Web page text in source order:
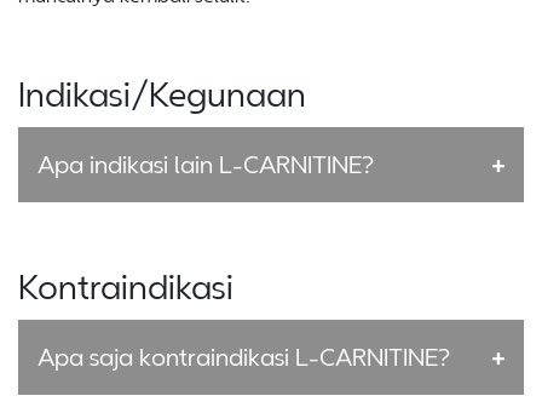
Indikasi/Kegunaan
Apa indikasi lain L-CARNITINE?
Kontraindikasi
Apa saja kontraindikasi L-CARNITINE?